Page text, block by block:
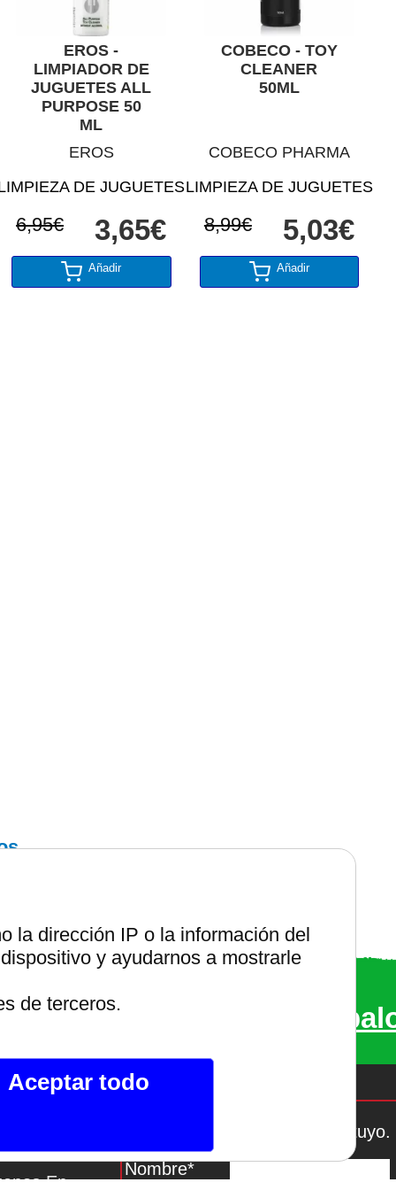
EROS -
LIMPIADOR DE
JUGUETES ALL
PURPOSE 50
ML
EROS
DE JUGUETES
6,95€ 3,65€
Añadir
COBECO - TOY
CLEANER
50ML
COBECO PHARMA
LIMPIEZA DE JUGUETES
8,99€ 5,03€
Añadir
de internet.
En
Si te gusta lo que ves, hazlo tuyo.
Nombre*
la dirección IP o la información del
y ayudarnos a mostrarle
de terceros.
Aceptar todo